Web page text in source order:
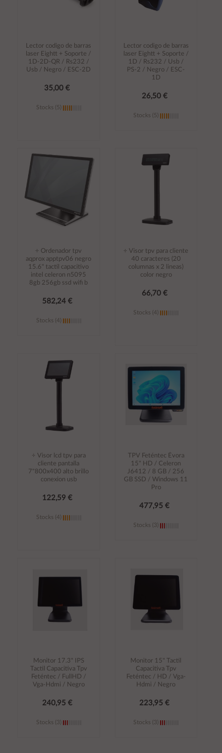
Lector codigo de barras
laser Eightt + Soporte /
1D-2D-QR / Rs232 /
Usb / Negro / ESC-2D
35,00 €
Stocks (5)
Lector codigo de barras
laser Eightt + Soporte /
1D / Rs232 / Usb /
PS-2 / Negro / ESC-
1D
26,50 €
Stocks (5)
carrito
÷ Ordenador tpv
aqprox apptpv06 negro
15.6" tactil capacitivo
intel celeron n5095
8gb 256gb ssd wifi b
582,24 €
Stocks (4)
carrito
÷ Visor tpv para cliente
40 caracteres (20
columnas x 2 lineas)
color negro
66,70 €
Stocks (4)
carrito
÷ Visor lcd tpv para
cliente pantalla
7"800x400 alto brillo
conexion usb
122,59 €
Stocks (4)
TPV Feténtec Évora
15" HD / Celeron
J6412 / 8 GB / 256
GB SSD / Windows 11
Pro
477,95 €
Stocks (3)
carrito
Monitor 17.3" IPS
Tactil Capacitiva Tpv
Feténtec / FullHD /
Vga-Hdmi / Negro
240,95 €
Stocks (3)
Monitor 15" Tactil
Capacitiva Tpv
Feténtec / HD / Vga-
Hdmi / Negro
223,95 €
Stocks (3)